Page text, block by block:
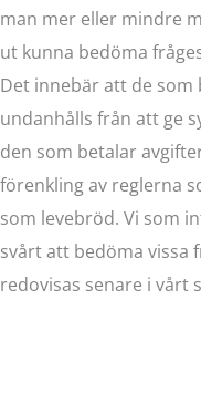
man mer eller mindre
ut kunna bedöma
Det innebär att de som
undanhålls från att ge
den som betalar
förenkling av reglerna
som levebröd. Vi som
svårt att bedöma vissa
redovisas senare i vårt